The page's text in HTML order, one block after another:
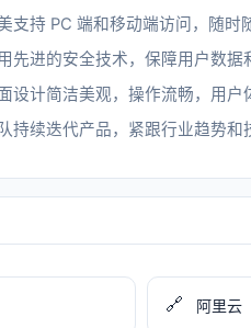
支持 PC 端和移动端访问，随时
先进的安全技术，保障用户数据
设计简洁美观，操作流畅，用户
持续迭代产品，紧跟行业趋势和
🔗 阿里云